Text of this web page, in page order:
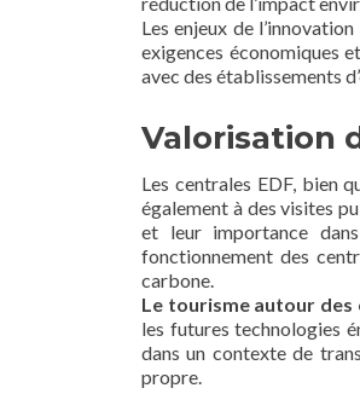
Les enjeux de
exigences économiques
avec des établissements
Valorisation
Les centrales EDF, bien
également à des visites
et leur importance
fonctionnement des
carbone.
Le tourisme autour des
les futures technologies
dans un contexte de
propre.